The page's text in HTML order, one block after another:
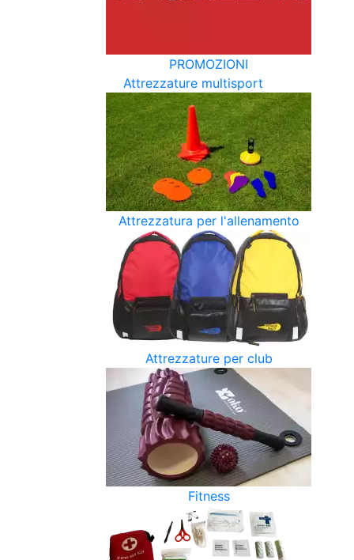
PROMOZIONI
Attrezzature multisport
Attrezzatura per l'allenamento
Attrezzature per club
Fitness